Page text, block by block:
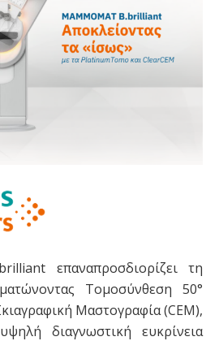
επαναπροσδιορίζει τη
Τομοσύνθεση 50°
Μαστογραφία (CEM),
διαγνωστική ευκρίνεια